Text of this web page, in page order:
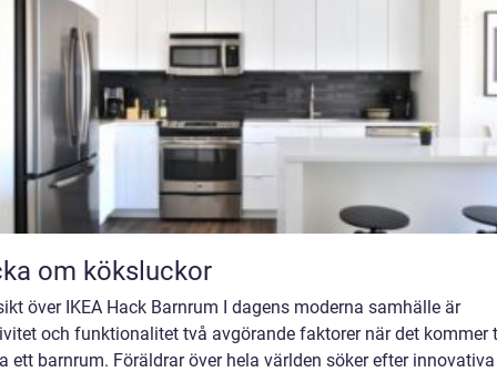
om köksluckor
över IKEA Hack Barnrum I dagens moderna samhälle är
och funktionalitet två avgörande faktorer när det kommer
ett barnrum. Föräldrar över hela världen söker efter